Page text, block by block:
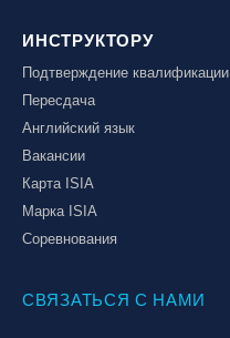
ИНСТРУКТОРУ
Подтверждение квалификации
Пересдача
Английский язык
Вакансии
Карта ISIA
Марка ISIA
Соревнования
СВЯЗАТЬСЯ С НАМИ